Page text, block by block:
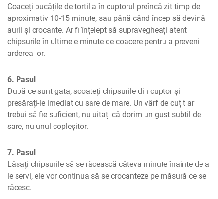
Coaceți bucățile de tortilla în cuptorul preîncălzit timp de
aproximativ 10-15 minute, sau până când încep să devină
aurii și crocante. Ar fi înțelept să supravegheați atent
chipsurile în ultimele minute de coacere pentru a preveni
arderea lor.
6. Pasul
După ce sunt gata, scoateți chipsurile din cuptor și
presărați-le imediat cu sare de mare. Un vârf de cuțit ar
trebui să fie suficient, nu uitați că dorim un gust subtil de
sare, nu unul copleșitor.
7. Pasul
Lăsați chipsurile să se răcească câteva minute înainte de a
le servi, ele vor continua să se crocanteze pe măsură ce se
răcesc.